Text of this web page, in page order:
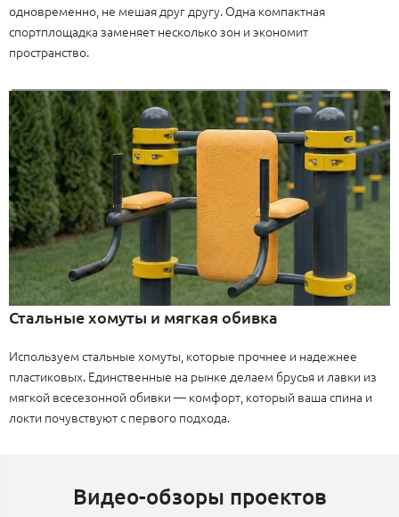
одновременно, не мешая друг другу. Одна компактная
спортплощадка заменяет несколько зон и экономит
пространство.
Стальные хомуты и мягкая обивка
Используем стальные хомуты, которые прочнее и надежнее
пластиковых. Единственные на рынке делаем брусья и лавки из
мягкой всесезонной обивки — комфорт, который ваша спина и
локти почувствуют с первого подхода.
Видео-обзоры проектов